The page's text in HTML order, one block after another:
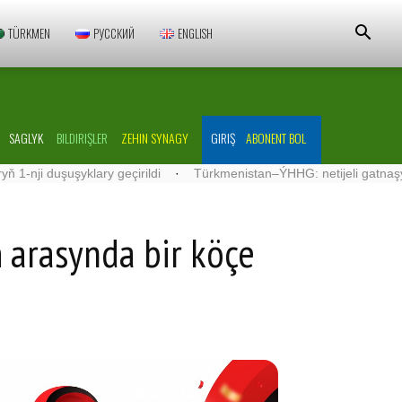
TÜRKMEN РУССКИЙ ENGLISH
SAGLYK BILDIRIŞLER ZEHIN SYNAGY GIRIŞ ABONENT BOL
geçirildi · Türkmenistan–ÝHHG: netijeli gatnaşyklar
bir köçe